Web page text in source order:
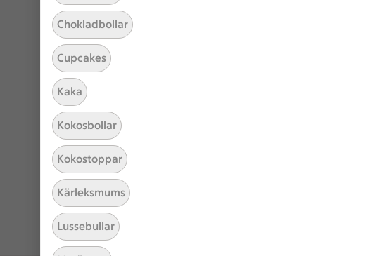
Chokladbollar
Cupcakes
Kaka
Kokosbollar
Kokostoppar
Kärleksmums
Lussebullar